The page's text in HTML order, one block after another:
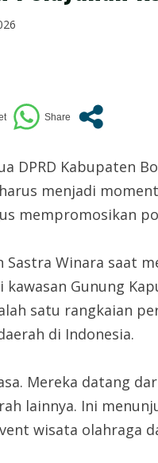
DPRD Kabupaten
harus menjadi
mempromosikan
Sastra Winara saat
kawasan Gunung
satu rangkaian
di Indonesia.
Mereka datang
lainnya. Ini
wisata olahraga